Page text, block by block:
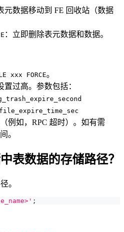
元数据移动到 FE 回收站（数据
：立即删除表元数据和数据。
xxx FORCE。
过高。参数包括：
例如，RPC 超时）。如有需
。
表数据的存储路径？
。
;